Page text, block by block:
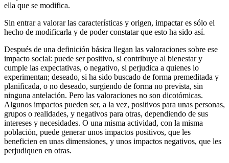
ella que se modifica.
Sin entrar a valorar las características y origen, impactar es sólo el
hecho de modificarla y de poder constatar que esto ha sido así.
Después de una definición básica llegan las valoraciones sobre ese
impacto social: puede ser positivo, si contribuye al bienestar y
cumple las expectativas, o negativo, si perjudica a quienes lo
experimentan; deseado, si ha sido buscado de forma premeditada y
planificada, o no deseado, surgiendo de forma no prevista, sin
ninguna antelación. Pero las valoraciones no son dicotómicas.
Algunos impactos pueden ser, a la vez, positivos para unas personas,
grupos o realidades, y negativos para otras, dependiendo de sus
intereses y necesidades. O una misma actividad, con la misma
población, puede generar unos impactos positivos, que les
beneficien en unas dimensiones, y unos impactos negativos, que les
perjudiquen en otras.